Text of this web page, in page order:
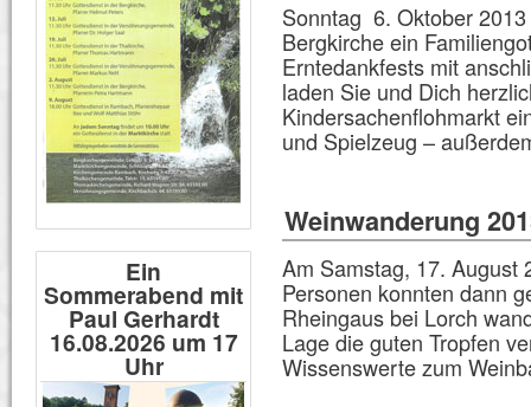
Sonntag 6. Oktober
Bergkirche ein
Erntedankfests mit
laden Sie und Dich
Kindersachenflohmarkt
und Spielzeug –
Weinwanderung
Am Samstag, 17. August
Personen konnten dann
Rheingaus bei Lorch
Lage die guten Tropfen
Wissenswerte zum
Ein
Sommerabend mit
Paul Gerhardt
16.08.2026 um 17
Uhr